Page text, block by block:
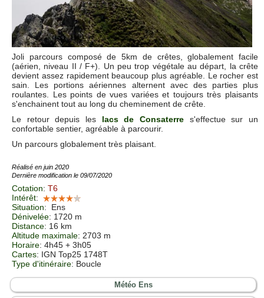
Joli parcours composé de 5km de crêtes, globalement facile
(aérien, niveau II / F+). Un peu trop végétale au départ, la crête
devient assez rapidement beaucoup plus agréable. Le rocher est
sain. Les portions aériennes alternent avec des parties plus
roulantes. Les points de vues variées et toujours très plaisants
s'enchainent tout au long du cheminement de crête.
Le retour depuis les lacs de Consaterre s'effectue sur un
confortable sentier, agréable à parcourir.
Un parcours globalement très plaisant.
Réalisé en juin 2020
Dernière modification le 09/07/2020
Cotation: T6
Intérêt:
Situation:
Ens
Dénivelée: 1720 m
Distance: 16 km
Altitude maximale: 2703 m
Horaire: 4h45 + 3h05
Cartes: IGN Top25 1748T
Type d'itinéraire: Boucle
Météo Ens